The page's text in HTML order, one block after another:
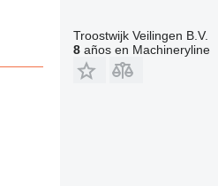
Troostwijk Veilingen B.V.
8años en Machineryline